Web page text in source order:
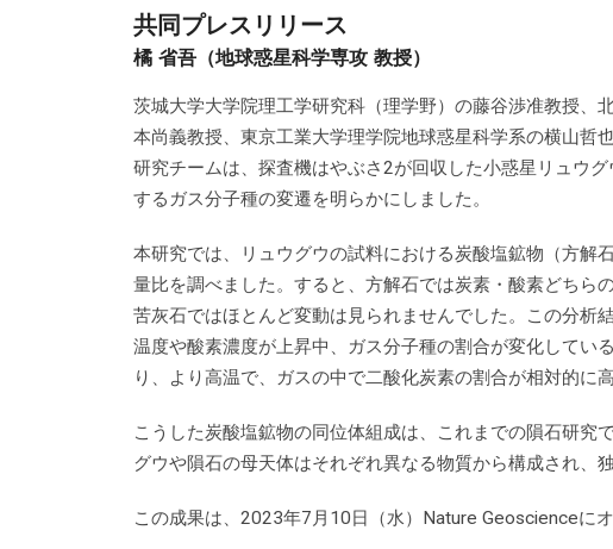
共同プレスリリース
橘 省吾（地球惑星科学専攻 教授）
茨城大学大学院理工学研究科（理学野）の藤谷渉准教授、
本尚義教授、東京工業大学理学院地球惑星科学系の横山哲
研究チームは、探査機はやぶさ2が回収した小惑星リュウ
するガス分子種の変遷を明らかにしました。
本研究では、リュウグウの試料における炭酸塩鉱物（方解
量比を調べました。すると、方解石では炭素・酸素どちら
苦灰石ではほとんど変動は見られませんでした。この分析
温度や酸素濃度が上昇中、ガス分子種の割合が変化してい
り、より高温で、ガスの中で二酸化炭素の割合が相対的に
こうした炭酸塩鉱物の同位体組成は、これまでの隕石研究
グウや隕石の母天体はそれぞれ異なる物質から構成され、
この成果は、2023年7月10日（水）Nature Geoscienceに